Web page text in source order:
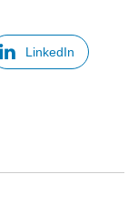
LinkedIn